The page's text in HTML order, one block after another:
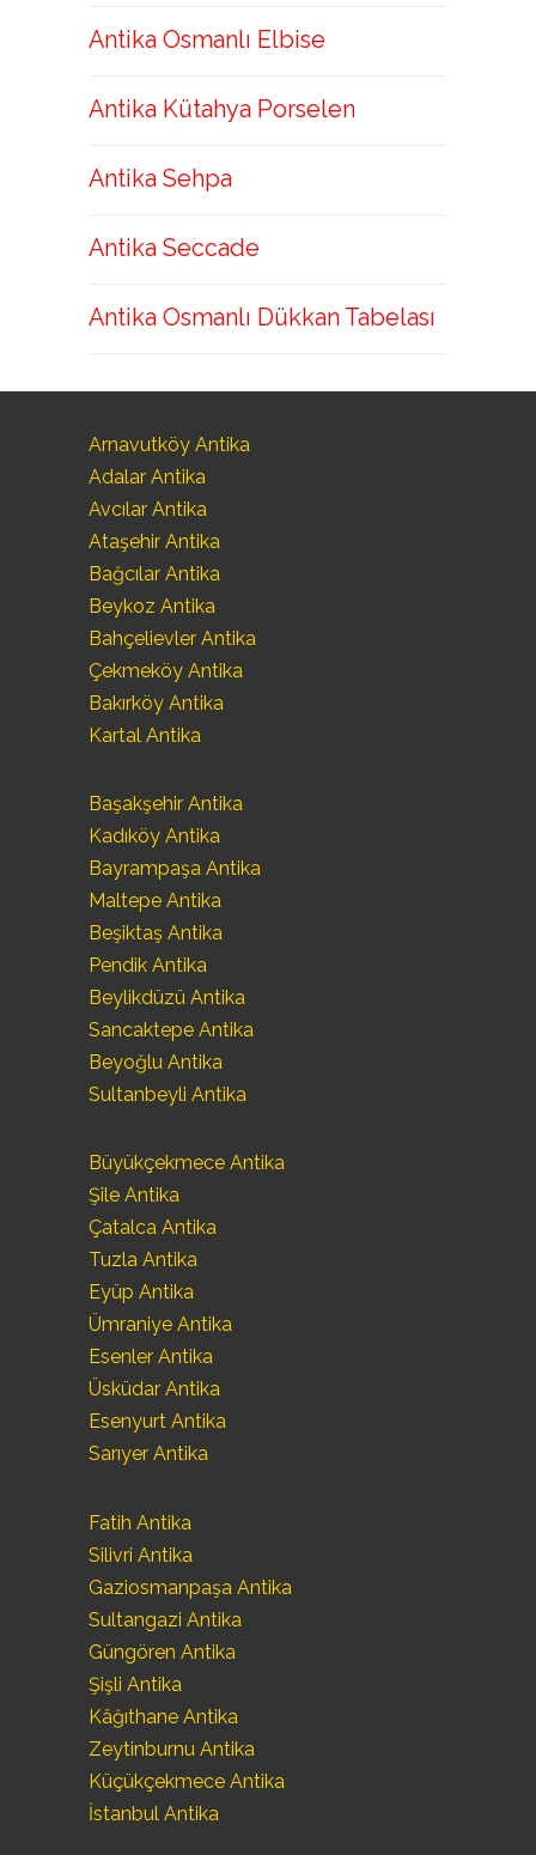
Antika Osmanlı Elbise
Antika Kütahya Porselen
Antika Sehpa
Antika Seccade
Antika Osmanlı Dükkan Tabelası
Arnavutköy Antika
Adalar Antika
Avcılar Antika
Ataşehir Antika
Bağcılar Antika
Beykoz Antika
Bahçelievler Antika
Çekmeköy Antika
Bakırköy Antika
Kartal Antika
Başakşehir Antika
Kadıköy Antika
Bayrampaşa Antika
Maltepe Antika
Beşiktaş Antika
Pendik Antika
Beylikdüzü Antika
Sancaktepe Antika
Beyoğlu Antika
Sultanbeyli Antika
Büyükçekmece Antika
Şile Antika
Çatalca Antika
Tuzla Antika
Eyüp Antika
Ümraniye Antika
Esenler Antika
Üsküdar Antika
Esenyurt Antika
Sarıyer Antika
Fatih Antika
Silivri Antika
Gaziosmanpaşa Antika
Sultangazi Antika
Güngören Antika
Şişli Antika
Kâğıthane Antika
Zeytinburnu Antika
Küçükçekmece Antika
İstanbul Antika